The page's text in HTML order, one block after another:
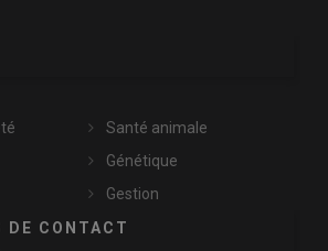
Santé animale
Génétique
Gestion
DE CONTACT